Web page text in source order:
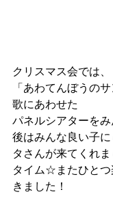
クリスマス会では、
「あわてんぼうの
歌にあわせた
パネルシアターを
後はみんな良い子
タさんが来てくれ
タイム☆またひと
きました！